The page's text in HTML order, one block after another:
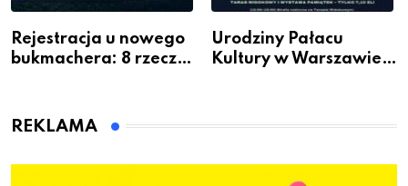
Rejestracja u nowego
bukmachera: 8 rzeczy,
Urodziny Pałacu
Kultury w Warszawie –
REKLAMA